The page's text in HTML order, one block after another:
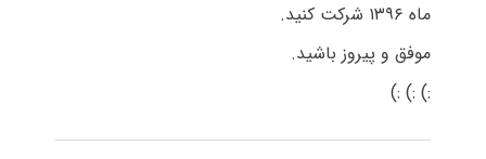
ماه ۱۳۹۶ شرکت کنید.
موفق و پیروز باشید.
:) :) :)